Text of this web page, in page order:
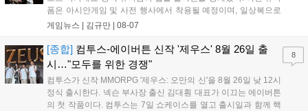
폼은 아시안게임 및 사전 행사에서 착용될 예정이며, 일상복으로
구성된 컬렉션은 오는 8월 28일부터 골스튜디오 공식 홈페이지
서는 대회 규정에 따라 별도의 유니폼을 착용할 계획이다....
게임뉴스 | 김규만 08-07
[종합] 컴투스-에이버튼 신작 '제우스' 8월 26일 출
시…"모두를 위한 경쟁"
컴투스가 신작 MMORPG '제우스: 오만의 신'을 8월 26일 낮 12시
정식 출시한다. 넥슨 부사장 출신 김대훤 대표가 이끄는 에이버튼
의 첫 작품이다. 컴투스는 7일 쇼케이스를 열고 출시일과 함께 핵
8